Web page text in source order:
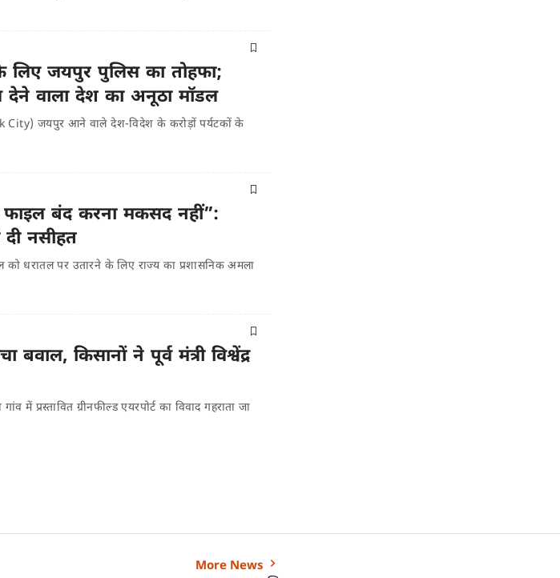
लिए जयपुर पुलिस का तोहफा;
देने वाला देश का अनूठा मॉडल
City) जयपुर आने वाले देश-विदेश के करोड़ों पर्यटकों के
फाइल बंद करना मकसद नहीं”:
नसीहत
धरातल पर उतारने के लिए राज्य का प्रशासनिक अमला
बवाल, किसानों ने पूर्व मंत्री विश्वेंद्र
प्रस्तावित ग्रीनफील्ड एयरपोर्ट का विवाद गहराता जा
More News